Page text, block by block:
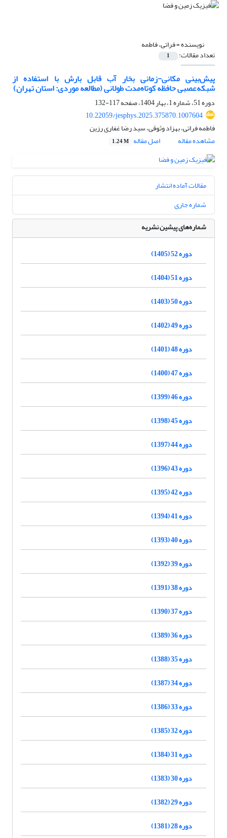
نویسنده =فراتی، فاطمه
تعداد مقالات: 1
پیش‌بینی مکانی-زمانی بخار آب قابل بارش با استفاده از
شبکه‌عصبی حافظه کوتاه‌مدت طولانی (مطالعه موردی: استان تهران)
دوره 51، شماره 1، بهار 1404، صفحه
117-132
10.22059/jesphys.2025.375870.1007604
فاطمه فراتی، بهزاد وثوقی، سید رضا غفاری رزین
مشاهده مقاله
اصل مقاله 1.24 M
مقالات آماده انتشار
شماره جاری
شماره‌های پیشین نشریه
دوره 52 (1405)
دوره 51 (1404)
دوره 50 (1403)
دوره 49 (1402)
دوره 48 (1401)
دوره 47 (1400)
دوره 46 (1399)
دوره 45 (1398)
دوره 44 (1397)
دوره 43 (1396)
دوره 42 (1395)
دوره 41 (1394)
دوره 40 (1393)
دوره 39 (1392)
دوره 38 (1391)
دوره 37 (1390)
دوره 36 (1389)
دوره 35 (1388)
دوره 34 (1387)
دوره 33 (1386)
دوره 32 (1385)
دوره 31 (1384)
دوره 30 (1383)
دوره 29 (1382)
دوره 28 (1381)